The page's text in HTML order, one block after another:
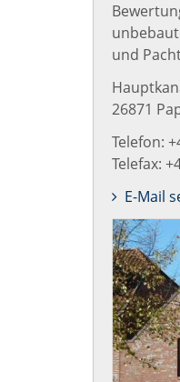
und
26871
Telefon:
Telefax:
E-Mail